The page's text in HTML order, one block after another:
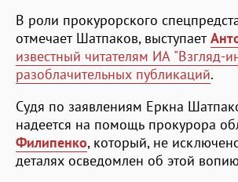
В роли прокурорского
отмечает Шатпаков, выступает
известный читателям ИА "Взгляд-
разоблачительных публикаций.
Судя по заявлениям Еркна
надеется на помощь прокурора
Филипенко, который, не
деталях осведомлен об этой